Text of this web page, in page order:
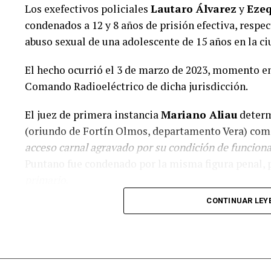
audiencia imputativa en el Centro de Justicia
Los exefectivos policiales Lautaro Álvarezy
condenados a 12 y 8 años de prisión efectiva,
abuso sexual de una adolescente de 15 años en la
El hecho ocurrió el 3 de marzo de 2023, momento
Comando Radioeléctrico de dicha jurisdicción.
El juez de primera instanciaMariano Aliau
(oriundo de Fortín Olmos, departamento Vera)
acceso carnal agravado por su condición de
El ataque a bordo del patrullero
CONTINUAR